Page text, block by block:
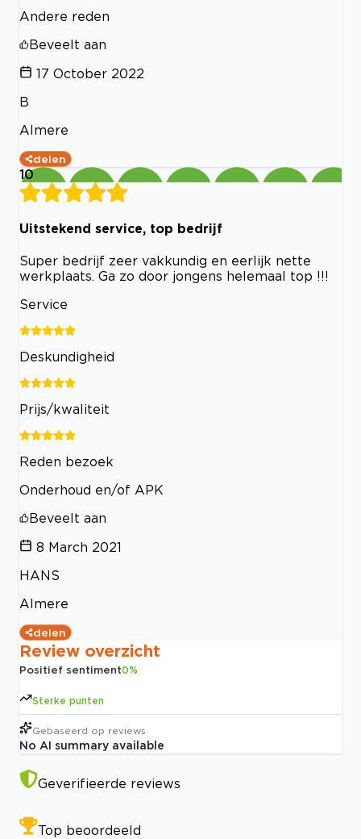
Andere reden
Beveelt aan
17 October 2022
B
Almere
delen
10
Uitstekend service, top bedrijf
Super bedrijf zeer vakkundig en eerlijk nette
werkplaats. Ga zo door jongens helemaal top !!!
Service
Deskundigheid
Prijs/kwaliteit
Reden bezoek
Onderhoud en/of APK
Beveelt aan
8 March 2021
HANS
Almere
delen
Review overzicht
Positief sentiment0%
Sterke punten
Gebaseerd op reviews
No AI summary available
Geverifieerde reviews
Top beoordeeld